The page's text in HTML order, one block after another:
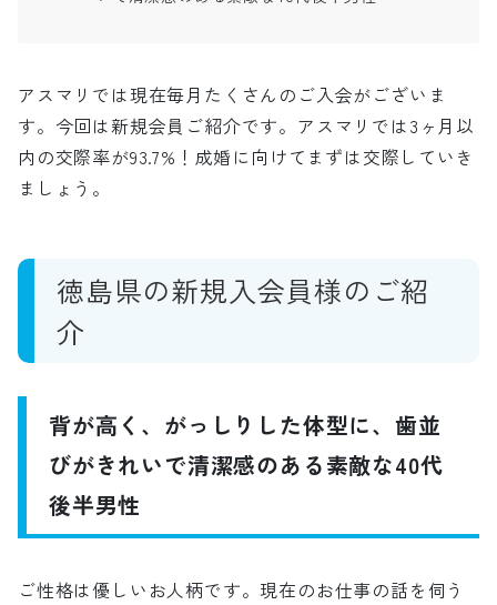
アスマリでは現在毎月たくさんのご入会がございま
す。今回は新規会員ご紹介です。アスマリでは3ヶ月以
内の交際率が93.7%！成婚に向けてまずは交際していき
ましょう。
徳島県の新規入会員様のご紹
介
背が高く、がっしりした体型に、歯並
びがきれいで清潔感のある素敵な40代
後半男性
ご性格は優しいお人柄です。現在のお仕事の話を伺う